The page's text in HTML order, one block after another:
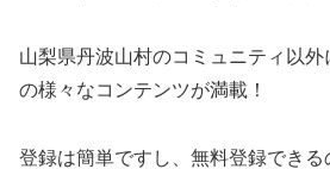
山梨県丹波山村のコミュニティ以
の様々なコンテンツが満載！
登録は簡単ですし、無料登録でき